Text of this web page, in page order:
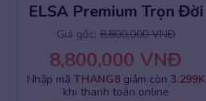
ELSA Premium Trọn Đời
Giá gốc: 8,800,000 VNĐ
8,800,000 VNĐ
Nhập mã THANG8giảm còn 3.299K
khi thanh toán online